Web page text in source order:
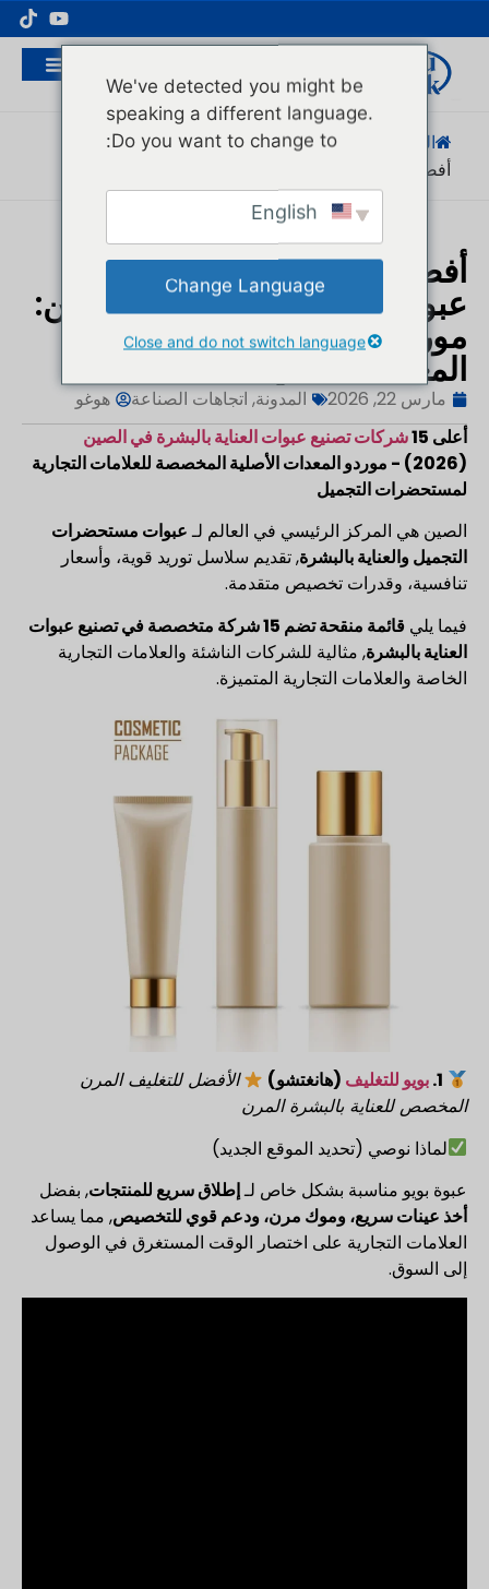
مُصنِّع عبوات مستحضرات التجميل الاحترافية
الصفحة الرئيسية / المدونة / اتجاهات الصناعة
أفضل 15 مستحضرات العناية بالبشرة...
أفضل 15 من أفضل مصنعي
عبوات العناية بالبشرة في الصين:
موردون مخصصون لتصنيع
المعدات الأصلية
مارس 22, 2026 المدونة, اتجاهات الصناعة
هوغو
أعلى 15
شركات تصنيع عبوات العناية بالبشرة في الصين
(2026) - موردو المعدات الأصلية المخصصة للعلامات التجارية
لمستحضرات التجميل
الصين هي المركز الرئيسي في العالم لـعبوات مستحضرات
التجميل والعناية بالبشرة, تقديم سلاسل توريد قوية، وأسعار
تنافسية، وقدرات تخصيص متقدمة.
فيما يلي
قائمة منقحة تضم 15 شركة متخصصة في تصنيع عبوات
العناية بالبشرة, مثالية للشركات الناشئة والعلامات التجارية
الخاصة والعلامات التجارية المتميزة.
1. بويو للتغليف (هانغتشو)
الأفضل للتغليف المرن
المخصص للعناية بالبشرة المرن
لماذا نوصي (تحديد الموقع الجديد)
عبوة بويو مناسبة بشكل خاص لـإطلاق سريع للمنتجات, بفضل
أخذ عينات سريع، وموك مرن، ودعم قوي للتخصيص, مما يساعد
العلامات التجارية على اختصار الوقت المستغرق في الوصول
إلى السوق.
We've detected you might be
speaking a different language.
Do you want to change to:
Change Language
Close and do not switch language